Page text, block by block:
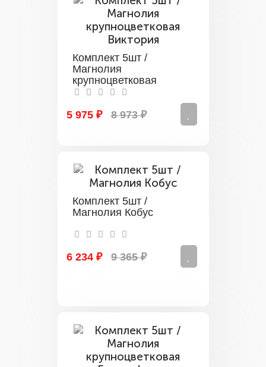
Комплект 5шт /
Магнолия
крупноцветковая
Виктория
5 975 ₽
8 973 ₽
Комплект 5шт /
Магнолия Кобус
6 234 ₽ 9 365 ₽